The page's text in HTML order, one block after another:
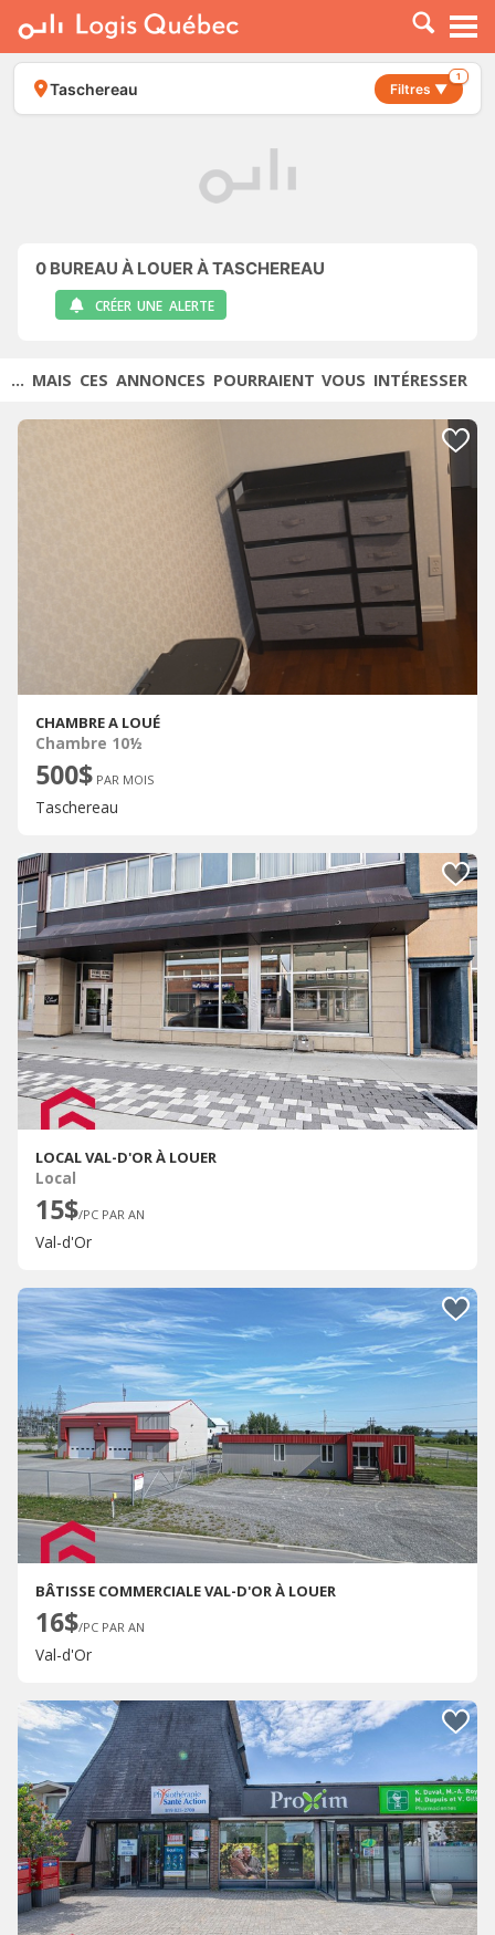
À LOUER
À VENDRE
PLACER UNE ANNONCE
Taschereau Filtres ▼
1
0 BUREAU À LOUER À TASCHEREAU
CRÉER UNE ALERTE
... MAIS CES ANNONCES POURRAIENT VOUS INTÉRESSER
CHAMBRE A LOUÉ
Chambre 10½
500$ PAR MOIS
Taschereau
LOCAL VAL-D'OR À LOUER
Local
15$/PC PAR AN
Val-d'Or
BÂTISSE COMMERCIALE VAL-D'OR À LOUER
16$/PC PAR AN
Val-d'Or